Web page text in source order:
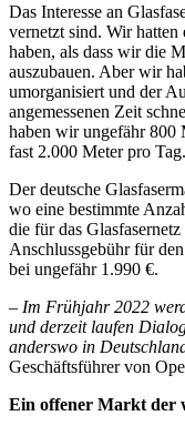
Das Interesse an
vernetzt sind. Wir
haben, als dass wir die
auszubauen. Aber wir
umorganisiert und der
angemessenen Zeit
haben wir ungefähr 800
fast 2.000 Meter pro Tag.
Der deutsche
wo eine bestimmte
die für das
Anschlussgebühr für
bei ungefähr 1.990 €.
– Im Frühjahr 2022
und derzeit laufen
anderswo in
Geschäftsführer von
Ein offener Markt der